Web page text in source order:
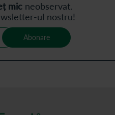
mic neobservat.
ul nostru!
Abonare